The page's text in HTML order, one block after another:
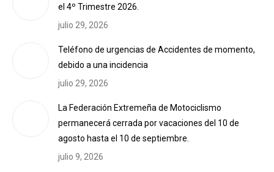
el 4º Trimestre 2026.
julio 29, 2026
Teléfono de urgencias de Accidentes de momento,
debido a una incidencia
julio 29, 2026
La Federación Extremeña de Motociclismo
permanecerá cerrada por vacaciones del 10 de
agosto hasta el 10 de septiembre.
julio 9, 2026